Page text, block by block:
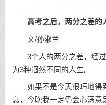
高考之后，两分之差的
文/孙淑兰
3个人的两分之差，经过
为3种迥然不同的人生。
如果不是今天很巧地得
息，今晚我一定仍会心满意